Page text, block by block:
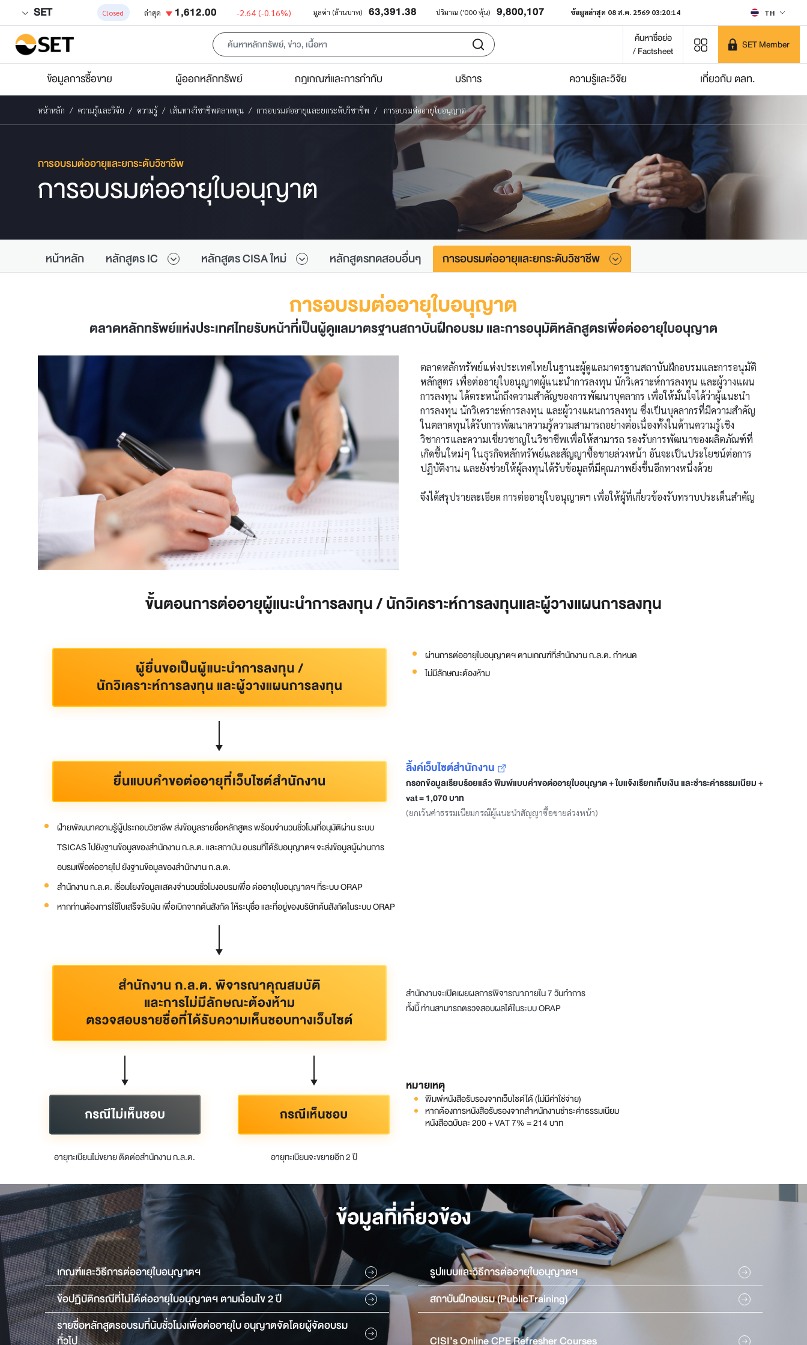
SET Closed ล่าสุด 1,612.00 -2.64 (-0.16%) มูลค่า (ล้านบาท) 63,391.38 ปริมาณ ('000 หุ้น) 9,800,107 ข้อมูลล่าสุด 08 ส.ค. 2569 03:20:14 TH
ค้นหาชื่อย่อ
/ Factsheet
SET Member
ข้อมูลการซื้อขาย ผู้ออกหลักทรัพย์ กฎเกณฑ์และการกำกับ บริการ ความรู้และวิจัย เกี่ยวกับ ตลท.
หน้าหลัก ความรู้และวิจัย ความรู้ เส้นทางวิชาชีพตลาดทุน การอบรมต่ออายุและยกระดับวิชาชีพ การอบรมต่ออายุใบอนุญาต
การอบรมต่ออายุและยกระดับวิชาชีพ
การอบรมต่ออายุใบอนุญาต
หน้าหลัก หลักสูตร IC หลักสูตร CISA ใหม่ หลักสูตรทดสอบอื่นๆ การอบรมต่ออายุและยกระดับวิชาชีพ
การอบรมต่ออายุใบอนุญาต
ตลาดหลักทรัพย์แห่งประเทศไทยรับหน้าที่เป็นผู้ดูแลมาตรฐานสถาบันฝึกอบรม และการอนุมัติหลักสูตรเพื่อต่ออายุใบอนุญาต
ตลาดหลักทรัพย์แห่งประเทศไทยในฐานะผู้ดูแลมาตรฐานสถาบันฝึกอบรมและการอนุมัติ
หลักสูตร เพื่อต่ออายุใบอนุญาตผู้แนะนำการลงทุน นักวิเคราะห์การลงทุน และผู้วางแผน
การลงทุน ได้ตระหนักถึงความสำคัญของการพัฒนาบุคลากร เพื่อให้มั่นใจได้ว่าผู้แนะนำ
การลงทุน นักวิเคราะห์การลงทุน และผู้วางแผนการลงทุน ซึ่งเป็นบุคลากรที่มีความสำคัญ
ในตลาดทุนได้รับการพัฒนาความรู้ความสามารถอย่างต่อเนื่องทั้งในด้านความรู้เชิง
วิชาการและความเชี่ยวชาญในวิชาชีพเพื่อให้สามารถ รองรับการพัฒนาของผลิตภัณฑ์ที่
เกิดขึ้นใหม่ๆ ในธุรกิจหลักทรัพย์และสัญญาซื้อขายล่วงหน้า อันจะเป็นประโยชน์ต่อการ
ปฏิบัติงาน และยังช่วยให้ผู้ลงทุนได้รับข้อมูลที่มีคุณภาพยิ่งขึ้นอีกทางหนึ่งด้วย
จึงได้สรุปรายละเอียด การต่ออายุใบอนุญาตฯ เพื่อให้ผู้ที่เกี่ยวข้องรับทราบประเด็นสำคัญ
ขั้นตอนการต่ออายุผู้แนะนำการลงทุน / นักวิเคราะห์การลงทุนและผู้วางแผนการลงทุน
ผ่านการต่ออายุใบอนุญาตฯ ตามเกณฑ์ที่สำนักงาน ก.ล.ต. กำหนด
ไม่มีลักษณะต้องห้าม
ฝ่ายพัฒนาความรู้ผู้ประกอบวิชาชีพ​ส่งข้อมูลรายชื่อหลักสูตร พร้อมจำนวนชั่วโมงที่อนุมัติผ่าน ระบบ
TSICAS ไปยังฐานข้อมูลของสำนักงาน ก.ล.ต. และสถาบัน อบรมที่ได้รับอนุญาตฯ จะส่งข้อมูลผู้ผ่านการ
อบรมเพื่อต่ออายุไป ยังฐานข้อมูลของสำนักงาน ก.ล.ต.
สำนักงาน ก.ล.ต. เชื่อมโยงข้อมูลแสดงจำนวนชั่วโมงอบรมเพื่อ ต่ออายุใบอนุญาตฯ ที่ระบบ ORAP
หากท่านต้องการใช้ใบเสร็จรับเงิน เพื่อเบิกจากต้นสังกัด ให้ระบุชื่อ และที่อยู่ของบริษัทต้นสังกัดในระบบ ORAP
ลิ้งค์เว็บไซต์สำนักงาน
กรอกข้อมูลเรียบร้อยแล้ว พิมพ์แบบคำขอต่ออายุใบอนุญาต + ใบแจ้งเรียกเก็บเงิน และชำระค่าธรรมเนียม +
vat = 1,070 บาท
(ยกเว้นค่าธรรมเนียมกรณีผู้แนะนำสัญญาซื้อขายล่วงหน้า)
อายุทะเบียนไม่ขยาย ติดต่อสำนักงาน ก.ล.ต. อายุทะเบียนจะขยายอีก 2 ปี
สำนักงานจะเปิดเผยผลการพิจารณาภายใน 7 วันทำการ
ทั้งนี้ ท่านสามารถตรวจสอบผลได้ในระบบ ORAP
หมายเหตุ
พิมพ์หนังสือรับรองจากเว็บไซต์ได้ (ไม่มีค่าใช่จ่าย)
หากต้องการหนังสือรับรองจากสำหนักงานชำระค่าธรรมเนียม
หนังสือฉบับละ 200 + VAT 7% = 214 บาท
ข้อมูลที่เกี่ยวข้อง
เกณฑ์และวิธีการต่ออายุใบอนุญาตฯ
รูปแบบและวิธีการต่ออายุใบอนุญาตฯ
ข้อปฏิบัติกรณีที่ไม่ได้ต่ออายุใบอนุญาตฯ ตามเงื่อนไข 2 ปี
สถาบันฝึกอบรม (PublicTraining)
รายชื่อหลักสูตรอบรมที่นับชั่วโมงเพื่อต่ออายุใบ อนุญาตจัดโดยผู้จัดอบรม
ทั่วไป
CISI’s Online CPE Refresher Courses